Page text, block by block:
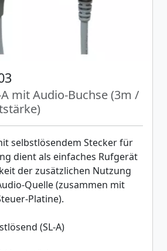
mit Audio-Buchse (3m /
selbstlösendem Stecker für
dient als einfaches Rufgerät
der zusätzlichen Nutzung
Quelle (zusammen mit
Platine).
(SL-A)